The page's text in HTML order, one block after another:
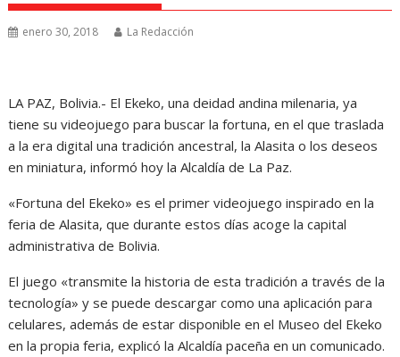
enero 30, 2018 La Redacción
LA PAZ, Bolivia.- El Ekeko, una deidad andina milenaria, ya
tiene su videojuego para buscar la fortuna, en el que traslada
a la era digital una tradición ancestral, la Alasita o los deseos
en miniatura, informó hoy la Alcaldía de La Paz.
«Fortuna del Ekeko» es el primer videojuego inspirado en la
feria de Alasita, que durante estos días acoge la capital
administrativa de Bolivia.
El juego «transmite la historia de esta tradición a través de la
tecnología» y se puede descargar como una aplicación para
celulares, además de estar disponible en el Museo del Ekeko
en la propia feria, explicó la Alcaldía paceña en un comunicado.